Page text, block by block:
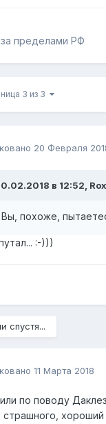
пределами РФ
3 из 3
20 Февраля
в 12:52,
Вы, похоже,
:-)))
спустя...
11 Марта 2018
по поводу
страшного,